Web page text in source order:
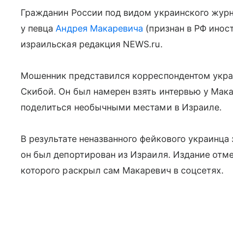
Гражданин России под видом украинского
у певца Андрея Макаревича (признан в РФ
израильская редакция NEWS.ru.
Мошенник представился корреспондентом
Скибой. Он был намерен взять интервью у
поделиться необычными местами в Израиле.
В результате неназванного фейкового
он был депортирован из Израиля. Издание
которого раскрыл сам Макаревич в соцсетях.